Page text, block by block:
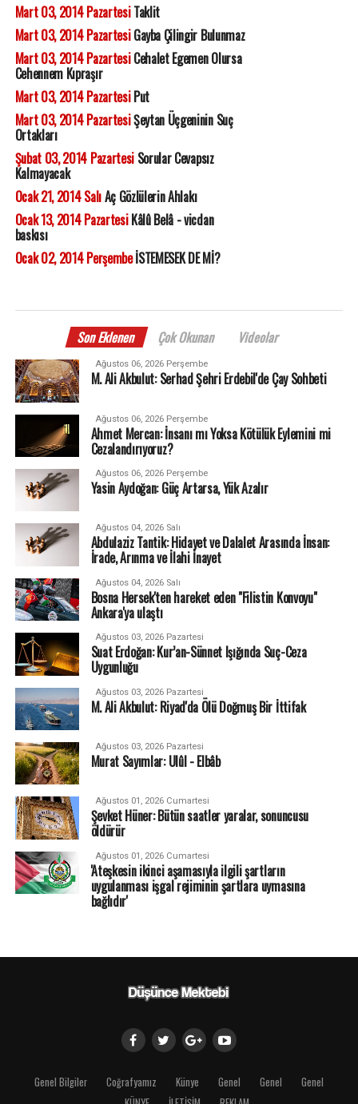
Mart 03, 2014 PazartesiTaklit
Mart 03, 2014 PazartesiGayba Çilingir Bulunmaz
Mart 03, 2014 PazartesiCehalet Egemen Olursa
Cehennem Kıpraşır
Mart 03, 2014 PazartesiPut
Mart 03, 2014 PazartesiŞeytan Üçgeninin Suç
Ortakları
Şubat 03, 2014 PazartesiSorular Cevapsız
Kalmayacak
Ocak 21, 2014 SalıAç Gözlülerin Ahlakı
Ocak 13, 2014 PazartesiKâlû Belâ - vicdan
baskısı
Ocak 02, 2014 PerşembeİSTEMESEK DE Mİ?
Son Eklenen Çok Okunan Videolar
Ağustos 06, 2026 Perşembe
M. Ali Akbulut: Serhad Şehri Erdebil'de Çay Sohbeti
Ağustos 06, 2026 Perşembe
Ahmet Mercan: İnsanı mı Yoksa Kötülük Eylemini mi
Cezalandırıyoruz?
Ağustos 06, 2026 Perşembe
Yasin Aydoğan: Güç Artarsa, Yük Azalır
Ağustos 04, 2026 Salı
Abdulaziz Tantik: Hidayet ve Dalalet Arasında İnsan:
İrade, Arınma ve İlahi İnayet
Ağustos 04, 2026 Salı
Bosna Hersek'ten hareket eden "Filistin Konvoyu"
Ankara'ya ulaştı
Ağustos 03, 2026 Pazartesi
Suat Erdoğan: Kur’an-Sünnet Işığında Suç-Ceza
Uygunluğu
Ağustos 03, 2026 Pazartesi
M. Ali Akbulut: Riyad'da Ölü Doğmuş Bir İttifak
Ağustos 03, 2026 Pazartesi
Murat Sayımlar: Ulûl - Elbâb
Ağustos 01, 2026 Cumartesi
Şevket Hüner: Bütün saatler yaralar, sonuncusu
öldürür
Ağustos 01, 2026 Cumartesi
'Ateşkesin ikinci aşamasıyla ilgili şartların
uygulanması işgal rejiminin şartlara uymasına
bağlıdır'
Genel Bilgiler Coğrafyamız Künye Genel Genel
Genel